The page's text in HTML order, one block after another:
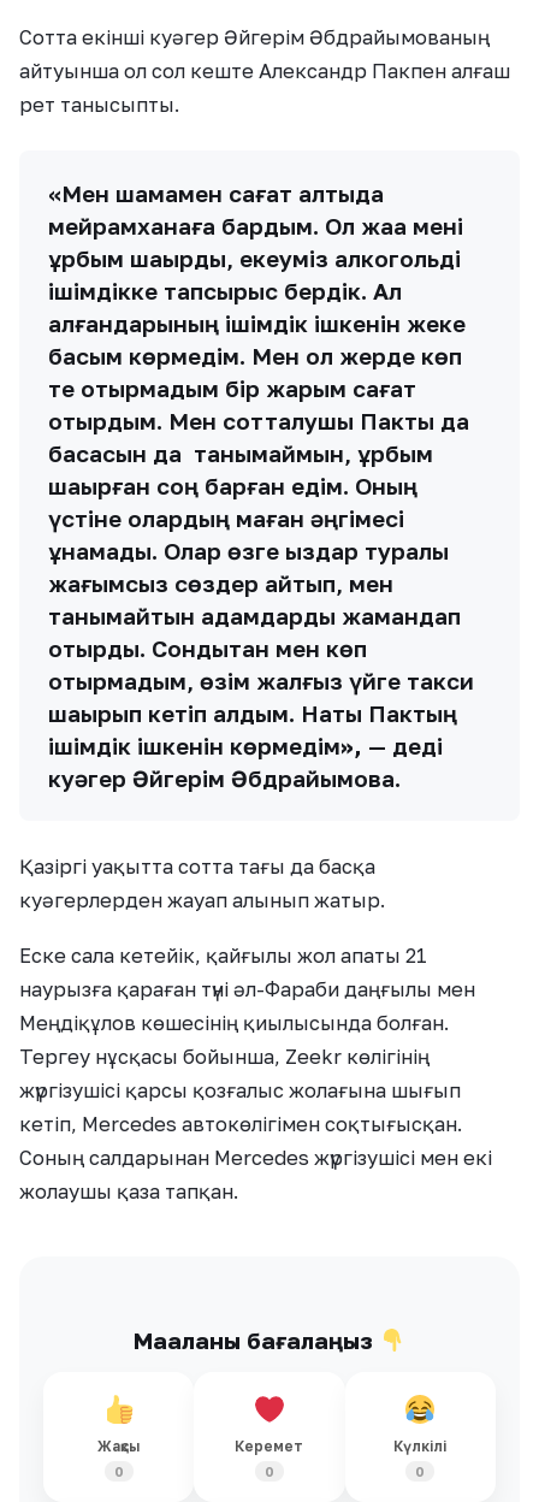
Сотта екінші куәгер Әйгерім Әбдрайымованың
айтуынша ол сол кеште Александр Пакпен алғаш
рет танысыпты.
«Мен шамамен сағат алтыда
мейрамханаға бардым. Ол жаққа мені
құрбым шақырды, екеуміз алкогольді
ішімдікке тапсырыс бердік. Ал
қалғандарының ішімдік ішкенін жеке
басым көрмедім. Мен ол жерде көп
те отырмадым бір жарым сағат
отырдым. Мен сотталушы Пакты да
басқасын да танымаймын, құрбым
шақырған соң барған едім. Оның
үстіне олардың маған әңгімесі
ұнамады. Олар өзге қыздар туралы
жағымсыз сөздер айтып, мен
танымайтын адамдарды жамандап
отырды. Сондықтан мен көп
отырмадым, өзім жалғыз үйге такси
шақырып кетіп қалдым. Нақты Пактың
ішімдік ішкенін көрмедім», — деді
куәгер Әйгерім Әбдрайымова.
Қазіргі уақытта сотта тағы да басқа
куәгерлерден жауап алынып жатыр.
Еске сала кетейік, қайғылы жол апаты 21
наурызға қараған түні әл-Фараби даңғылы мен
Меңдіқұлов көшесінің қиылысында болған.
Тергеу нұсқасы бойынша, Zeekr көлігінің
жүргізушісі қарсы қозғалыс жолағына шығып
кетіп, Mercedes автокөлігімен соқтығысқан.
Соның салдарынан Mercedes жүргізушісі мен екі
жолаушы қаза тапқан.
Мақаланы бағалаңыз
Жақсы
0
Керемет
0
Күлкілі
0